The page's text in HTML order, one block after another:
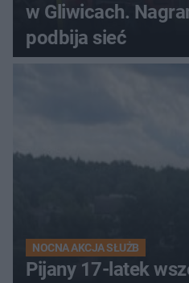
w Gliwicach.
podbija sieć
NOCNA AKCJA SŁUŻB
Pijany 17-latek